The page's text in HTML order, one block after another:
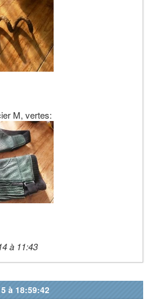
M, vertes:
à 11:43
à 18:59:42